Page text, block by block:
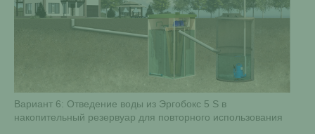
Вариант 6: Отведение воды из Эргобокс 5 S в
накопительный резервуар для повторного использования